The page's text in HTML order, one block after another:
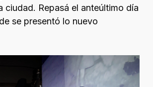
ciudad. Repasá el anteúltimo día
se presentó lo nuevo